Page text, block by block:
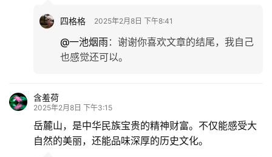
四格格 2025年2月8日 下午8:41
@一池烟雨： 谢谢你喜欢文章的结尾，我自己
也感觉还可以。
含羞荷
2025年2月8日 下午3:15
岳麓山，是中华民族宝贵的精神财富。不仅能感受大
自然的美丽，还能品味深厚的历史文化。